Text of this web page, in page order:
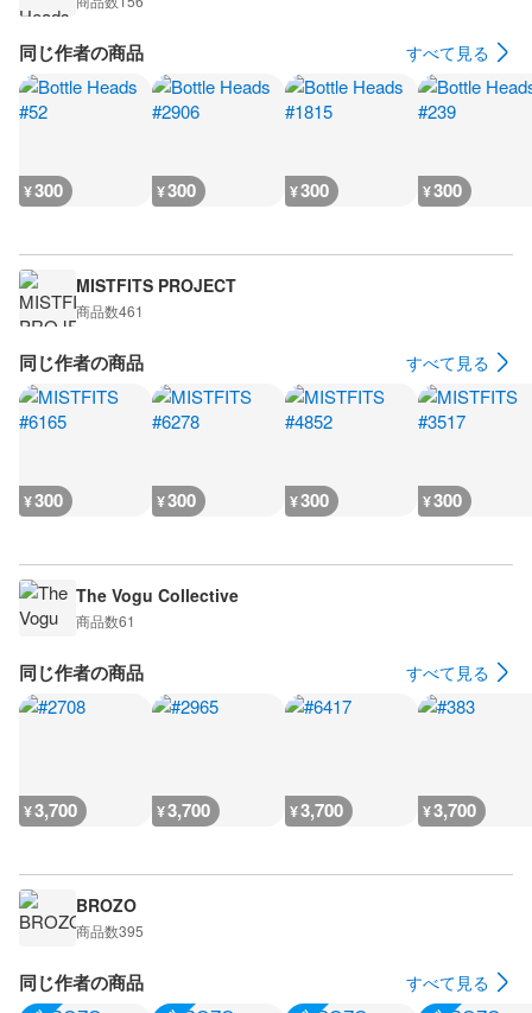
同じ作者の商品 すべて見る
¥300 ¥300 ¥300 ¥300
MISTFITS PROJECT
商品数461
同じ作者の商品 すべて見る
¥300 ¥300 ¥300 ¥300
The Vogu Collective
商品数61
同じ作者の商品 すべて見る
¥3,700 ¥3,700 ¥3,700 ¥3,700
BROZO
商品数395
同じ作者の商品 すべて見る